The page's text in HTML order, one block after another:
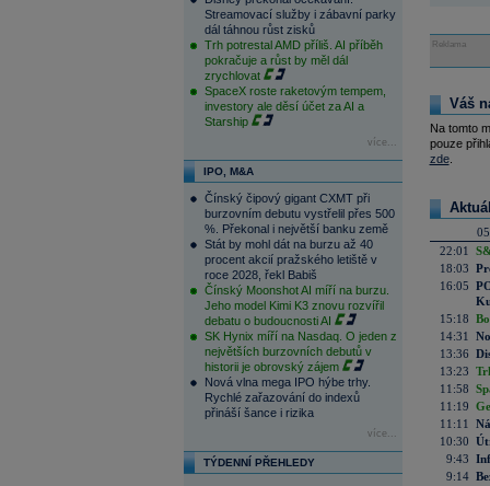
Streamovací služby i zábavní parky
dál táhnou růst zisků
Trh potrestal AMD příliš. AI příběh
pokračuje a růst by měl dál
zrychlovat
SpaceX roste raketovým tempem,
investory ale děsí účet za AI a
Starship
více...
IPO, M&A
Čínský čipový gigant CXMT při
burzovním debutu vystřelil přes 500
%. Překonal i největší banku země
Stát by mohl dát na burzu až 40
procent akcií pražského letiště v
roce 2028, řekl Babiš
Čínský Moonshot AI míří na burzu.
Jeho model Kimi K3 znovu rozvířil
debatu o budoucnosti AI
SK Hynix míří na Nasdaq. O jeden z
největších burzovních debutů v
historii je obrovský zájem
Nová vlna mega IPO hýbe trhy.
Rychlé zařazování do indexů
přináší šance i rizika
více...
TÝDENNÍ PŘEHLEDY
Reklama
Váš
Na tomto
pouze
zde.
22:01
18:03
16:05
15:18
14:31
13:36
13:23
11:58
11:19
11:11
10:30
9:43
9:14